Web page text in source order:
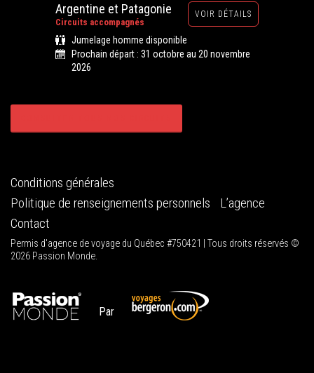
Argentine et Patagonie
Circuits accompagnés
VOIR DÉTAILS
Jumelage homme disponible
Prochain départ : 31 octobre au 20 novembre
2026
Conditions générales
Politique de renseignements personnels
L’agence
Contact
Permis d'agence de voyage du Québec #750421 | Tous droits réservés ©
2026 Passion Monde.
Par